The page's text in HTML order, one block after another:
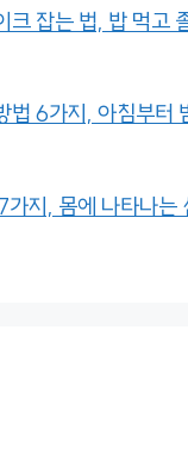
크 잡는 법, 밥 먹고
법 6가지, 아침부터
가지, 몸에 나타나는